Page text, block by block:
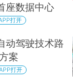
座数据中心
打开
动驾驶技术路
案
打开